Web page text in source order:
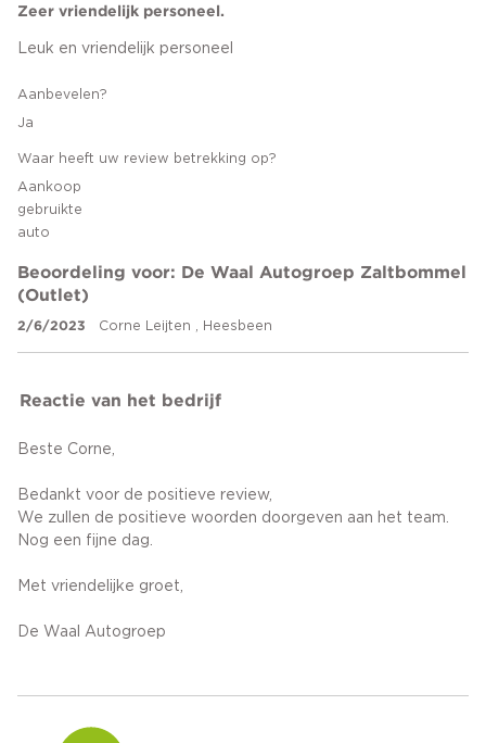
Zeer vriendelijk personeel.
Leuk en vriendelijk personeel
Aanbevelen?
Ja
Waar heeft uw review betrekking op?
Aankoop
gebruikte
auto
Beoordeling voor: De Waal Autogroep Zaltbommel
(Outlet)
2/6/2023 Corne Leijten , Heesbeen
Reactie van het bedrijf
Beste Corne,
Bedankt voor de positieve review,
We zullen de positieve woorden doorgeven aan het team.
Nog een fijne dag.
Met vriendelijke groet,
De Waal Autogroep